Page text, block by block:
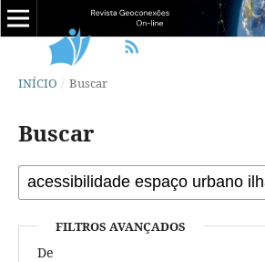
INÍCIO / Buscar
Buscar
FILTROS AVANÇADOS
De